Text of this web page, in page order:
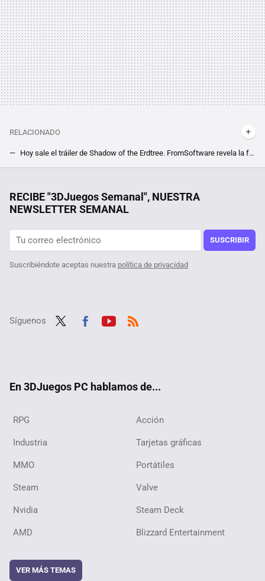
RELACIONADO
Hoy sale el tráiler de Shadow of the Erdtree. FromSoftware revela la fecha y hora para ver lo nuevo de Elden Ring
La nueva independencia de los creadores de Warhammer 40K Dawn of War podría ser lo que necesitan para devolver a sus grandes RTS a lo más alto
RECIBE "3DJuegos Semanal", NUESTRA
NEWSLETTER SEMANAL
SUSCRIBIR
Suscribiéndote aceptas nuestra política de privacidad
Síguenos
En 3DJuegos PC hablamos de...
RPG Acción
Industria Tarjetas gráficas
MMO Portátiles
Steam Valve
Nvidia Steam Deck
AMD Blizzard Entertainment
VER MÁS TEMAS